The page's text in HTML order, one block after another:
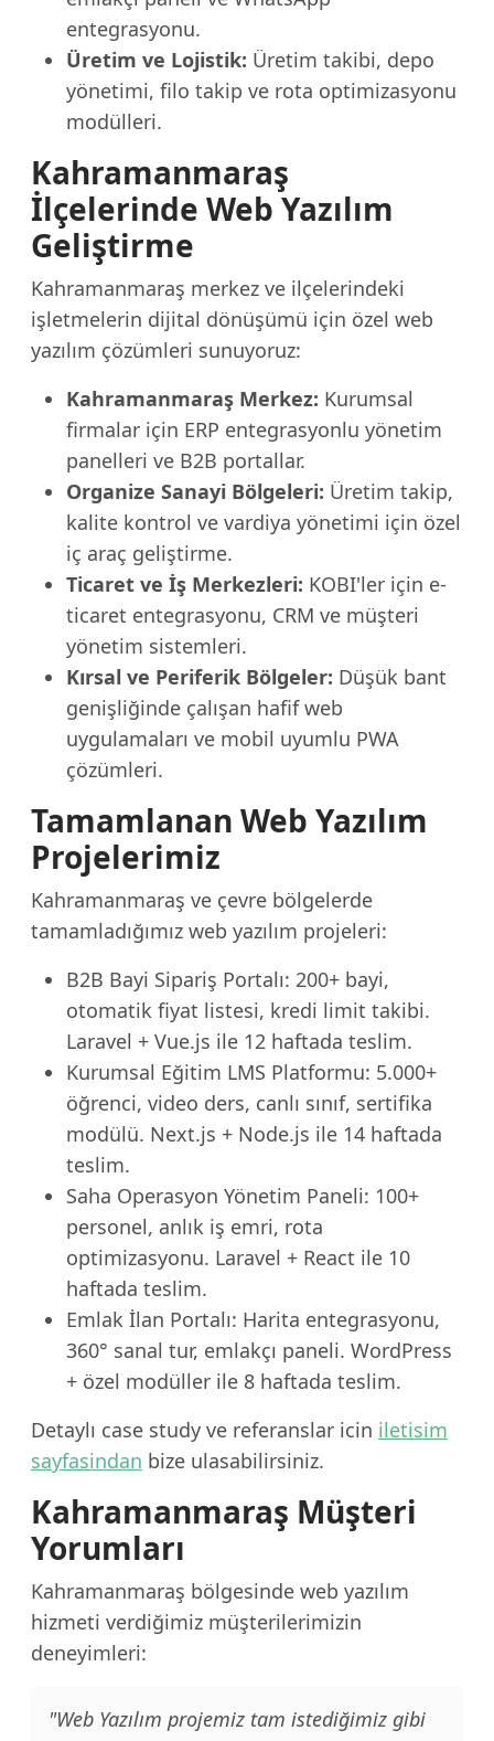
entegrasyonu.
Üretim ve Lojistik: Üretim takibi, depo
yönetimi, filo takip ve rota optimizasyonu
modülleri.
Kahramanmaraş
İlçelerinde Web Yazılım
Geliştirme
Kahramanmaraş merkez ve ilçelerindeki
işletmelerin dijital dönüşümü için özel web
yazılım çözümleri sunuyoruz:
Kahramanmaraş Merkez: Kurumsal
firmalar için ERP entegrasyonlu yönetim
panelleri ve B2B portallar.
Organize Sanayi Bölgeleri: Üretim takip,
kalite kontrol ve vardiya yönetimi için özel
iç araç geliştirme.
Ticaret ve İş Merkezleri: KOBI'ler için e-
ticaret entegrasyonu, CRM ve müşteri
yönetim sistemleri.
Kırsal ve Periferik Bölgeler: Düşük bant
genişliğinde çalışan hafif web
uygulamaları ve mobil uyumlu PWA
çözümleri.
Tamamlanan Web Yazılım
Projelerimiz
Kahramanmaraş ve çevre bölgelerde
tamamladığımız web yazılım projeleri:
B2B Bayi Sipariş Portalı: 200+ bayi,
otomatik fiyat listesi, kredi limit takibi.
Laravel + Vue.js ile 12 haftada teslim.
Kurumsal Eğitim LMS Platformu: 5.000+
öğrenci, video ders, canlı sınıf, sertifika
modülü. Next.js + Node.js ile 14 haftada
teslim.
Saha Operasyon Yönetim Paneli: 100+
personel, anlık iş emri, rota
optimizasyonu. Laravel + React ile 10
haftada teslim.
Emlak İlan Portalı: Harita entegrasyonu,
360° sanal tur, emlakçı paneli. WordPress
+ özel modüller ile 8 haftada teslim.
Detaylı case study ve referanslar icin iletisim
sayfasindan bize ulasabilirsiniz.
Kahramanmaraş Müşteri
Yorumları
Kahramanmaraş bölgesinde web yazılım
hizmeti verdiğimiz müşterilerimizin
deneyimleri:
"Web Yazılım projemiz tam istediğimiz gibi